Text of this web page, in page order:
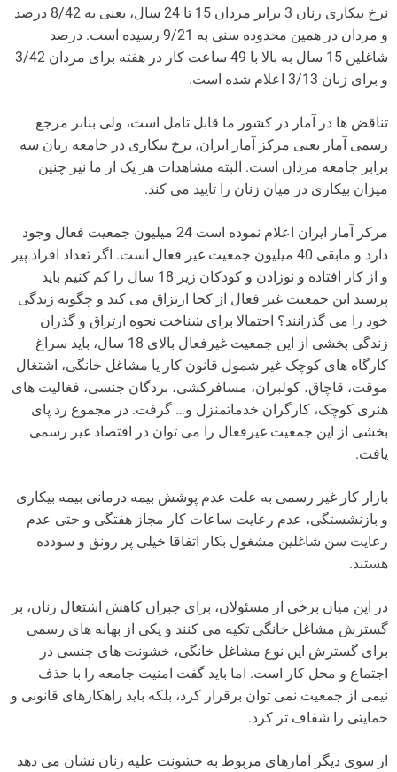
نرخ بیکاری زنان 3 برابر مردان 15 تا 24 سال، یعنی به 8/42 درصد
و مردان در همین محدوده سنی به 9/21 رسیده است. درصد
شاغلین 15 سال به بالا با 49 ساعت کار در هفته برای مردان 3/42
و برای زنان 3/13 اعلام شده است.
تناقض ها در آمار در کشور ما قابل تامل است، ولی بنابر مرجع
رسمی آمار یعنی مرکز آمار ایران، نرخ بیکاری در جامعه زنان سه
برابر جامعه مردان است. البته مشاهدات هر یک از ما نیز چنین
میزان بیکاری در میان زنان را تایید می کند.
مرکز آمار ایران اعلام نموده است 24 میلیون جمعیت فعال وجود
دارد و مابقی 40 میلیون جمعیت غیر فعال است. اگر تعداد افراد پیر
و از کار افتاده و نوزادن و کودکان زیر 18 سال را کم کنیم باید
پرسید این جمعیت غیر فعال از کجا ارتزاق می کند و چگونه زندگی
خود را می گذرانند؟ احتمالا برای شناخت نحوه ارتزاق و گذران
زندگی بخشی از این جمعیت غیرفعال بالای 18 سال، باید سراغ
کارگاه های کوچک غیر شمول قانون کار یا مشاغل خانگی، اشتغال
موقت، قاچاق، کولبران، مسافرکشی، بردگان جنسی، فغالیت های
هنری کوچک، کارگران خدماتمنزل و… گرفت. در مجموع رد پای
بخشی از این جمعیت غیرفعال را می توان در اقتصاد غیر رسمی
یافت.
بازار کار غیر رسمی به علت عدم پوشش بیمه درمانی بیمه بیکاری
و بازنشستگی، عدم رعایت ساعات کار مجاز هفتگی و حتی عدم
رعایت سن شاغلین مشغول بکار اتفاقا خیلی پر رونق و سودده
هستند.
در این میان برخی از مسئولان، برای جبران کاهش اشتغال زنان، بر
گسترش مشاغل خانگی تکیه می کنند و یکی از بهانه های رسمی
برای گسترش این نوع مشاغل خانگی، خشونت های جنسی در
اجتماع و محل کار است. اما باید گفت امنیت جامعه را با حذف
نیمی از جمعیت نمی توان برقرار کرد، بلکه باید راهکارهای قانونی و
حمایتی را شفاف تر کرد.
از سوی دیگر آمارهای مربوط به خشونت علیه زنان نشان می دهد